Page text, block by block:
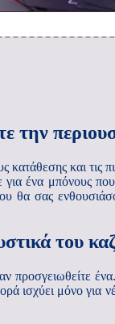
την
και
ένα μπόνους
θα σας
του
ισχύει μόνο για